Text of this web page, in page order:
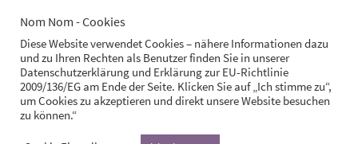
WordPress.org
STARTSEITE IMPRESSUM DATENSCHUTZ COOKIES
Nom Nom - Cookies
Diese Website verwendet Cookies – nähere Informationen dazu
und zu Ihren Rechten als Benutzer finden Sie in unserer
Datenschutzerklärung und Erklärung zur EU-Richtlinie
2009/136/EG am Ende der Seite. Klicken Sie auf „Ich stimme zu“,
um Cookies zu akzeptieren und direkt unsere Website besuchen
zu können.“